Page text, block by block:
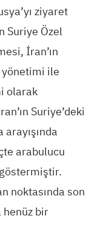
ziyaret
Suriye Özel
İran’ın
yönetimi ile
olarak
Suriye’deki
arabulucu
noktasında son
henüz bir